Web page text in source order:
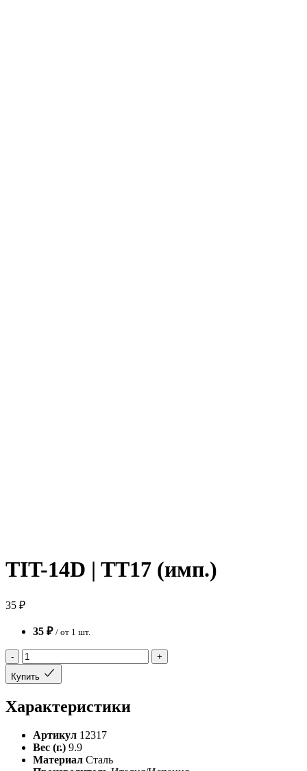
TIT-14D | TT17 (имп.)
35 ₽
35 ₽ / от 1 шт.
-
+
Купить
Характеристики
Артикул 12317
Вес (г.) 9.9
Материал Сталь